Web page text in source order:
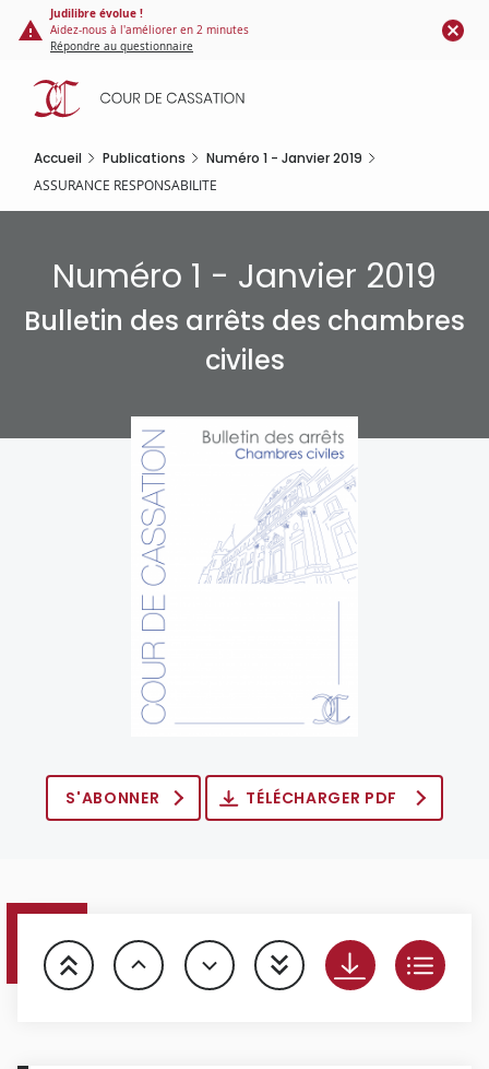
Panneau de gestion des cookies
contenu
principal
Judilibre évolue !
Aidez-nous à l'améliorer en 2 minutes
Répondre au questionnaire
Accueil Publications Numéro 1 - Janvier 2019
ASSURANCE RESPONSABILITE
Numéro 1 - Janvier 2019
Bulletin des arrêts des chambres
civiles
S'ABONNER TÉLÉCHARGER PDF